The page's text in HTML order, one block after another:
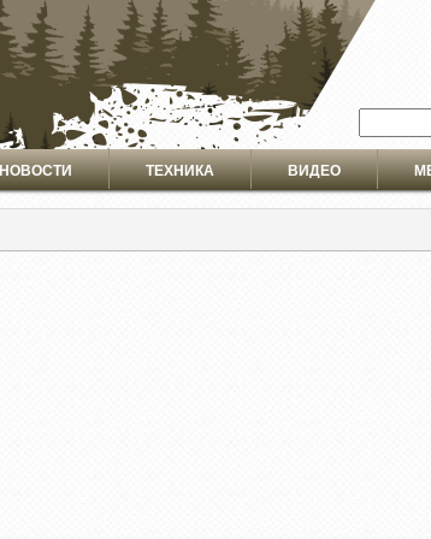
НОВОСТИ ТЕХНИКА ВИДЕО